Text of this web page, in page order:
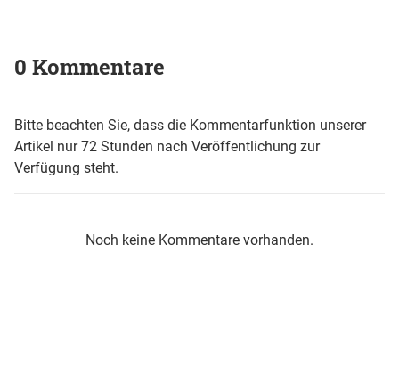
0 Kommentare
Bitte beachten Sie, dass die Kommentarfunktion unserer
Artikel nur 72 Stunden nach Veröffentlichung zur
Verfügung steht.
Noch keine Kommentare vorhanden.